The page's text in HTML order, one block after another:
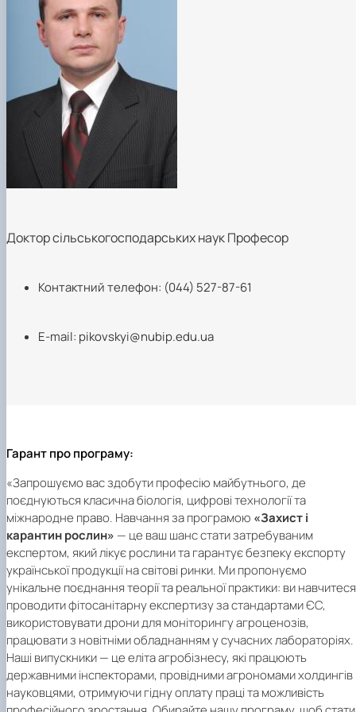
Доктор сільськогосподарських наук Професор
Контактний телефон: (044) 527-87-61
E-mail: pikovskyi@nubip.edu.ua
Гарант про програму:
«Запрошуємо вас здобути професію майбутнього, де
поєднуються класична біологія, цифрові технології та
міжнародне право. Навчання за програмою «Захист і
карантин рослин» — це ваш шанс стати затребуваним
експертом, який лікує рослини та гарантує безпеку експорту
української продукції на світові ринки. Ми пропонуємо
унікальне поєднання теорії та реальної практики: ви навчитеся
проводити фітосанітарну експертизу за стандартами ЄС,
використовувати дрони для моніторингу агроценозів,
працювати з новітніми обладнанням у сучасних лабораторіях.
Наші випускники — це еліта агробізнесу, які працюють
державними інспекторами, провідними агрономами холдингів
науковцями, отримуючи гідну оплату праці та можливість